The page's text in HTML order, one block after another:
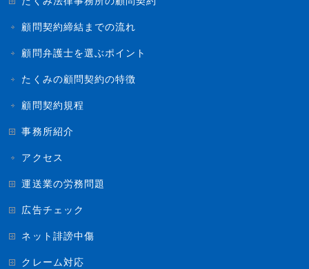
顧問契約締結までの流れ
顧問弁護士を選ぶポイント
たくみの顧問契約の特徴
顧問契約規程
事務所紹介
アクセス
運送業の労務問題
広告チェック
ネット誹謗中傷
クレーム対応